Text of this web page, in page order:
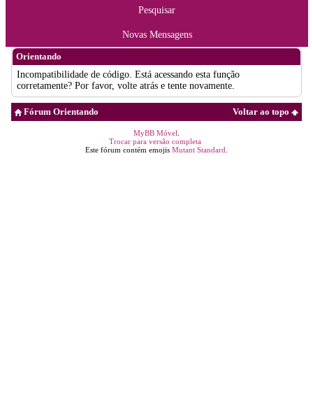
Pesquisar
Novas Mensagens
Orientando
Incompatibilidade de código. Está acessando esta função
corretamente? Por favor, volte atrás e tente novamente.
Voltar ao topo
Fórum Orientando
MyBB Móvel
Trocar para versão completa
Este fórum contém emojis Mutant Standard